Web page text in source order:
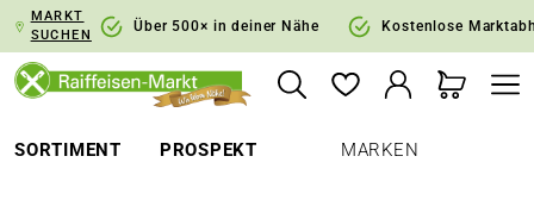
Zur Hauptnavigation springen
MARKT
SUCHEN
Über 500× in deiner Nähe Kostenlose
SORTIMENT PROSPEKT MARKEN